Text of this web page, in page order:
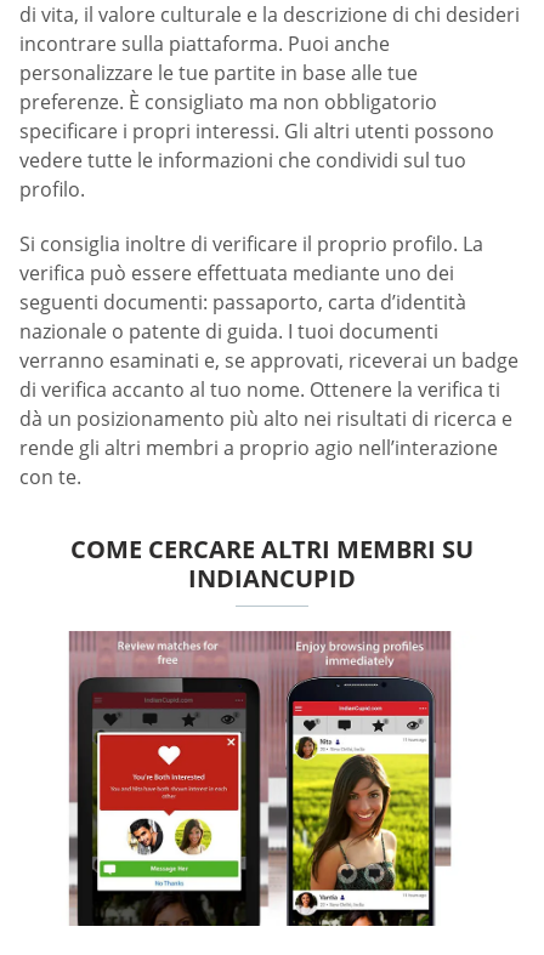
di vita, il valore culturale e la descrizione di chi desideri
incontrare sulla piattaforma. Puoi anche
personalizzare le tue partite in base alle tue
preferenze. È consigliato ma non obbligatorio
specificare i propri interessi. Gli altri utenti possono
vedere tutte le informazioni che condividi sul tuo
profilo.
Si consiglia inoltre di verificare il proprio profilo. La
verifica può essere effettuata mediante uno dei
seguenti documenti: passaporto, carta d’identità
nazionale o patente di guida. I tuoi documenti
verranno esaminati e, se approvati, riceverai un badge
di verifica accanto al tuo nome. Ottenere la verifica ti
dà un posizionamento più alto nei risultati di ricerca e
rende gli altri membri a proprio agio nell’interazione
con te.
COME CERCARE ALTRI MEMBRI SU
INDIANCUPID